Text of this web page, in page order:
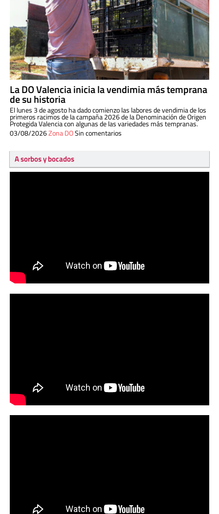
La DO Valencia inicia la vendimia más temprana
de su historia
El lunes 3 de agosto ha dado comienzo las labores de vendimia de los
primeros racimos de la campaña 2026 de la Denominación de Origen
Protegida Valencia con algunas de las variedades más tempranas.
03/08/2026Zona DOSin comentarios
A sorbos y bocados